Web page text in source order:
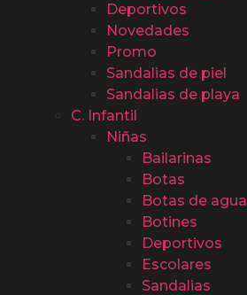
Deportivos
Novedades
Promo
Sandalias de piel
Sandalias de playa
C. Infantil
Niñas
Bailarinas
Botas
Botas de agua
Botines
Deportivos
Escolares
Sandalias